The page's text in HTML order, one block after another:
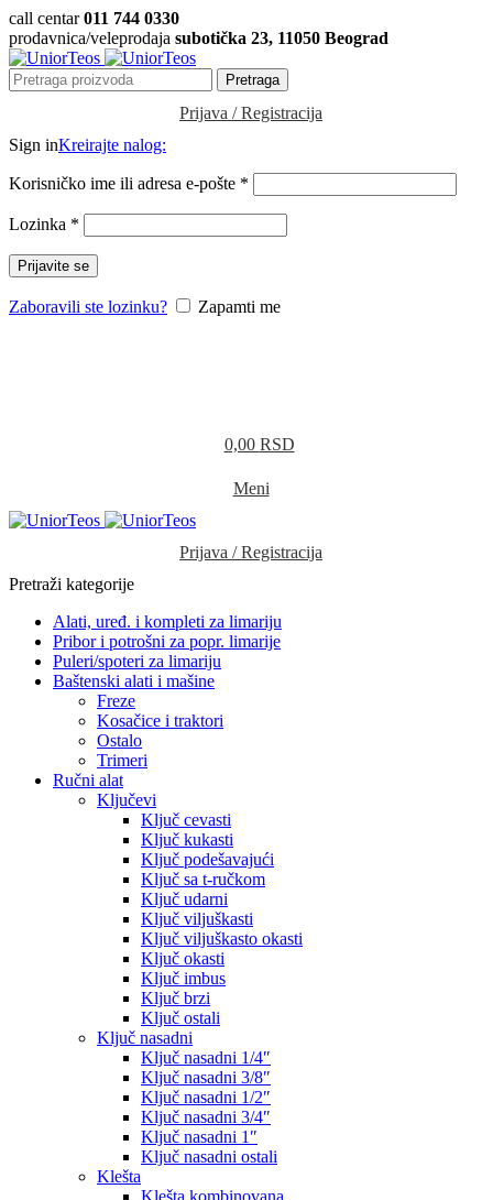
call centar011 744 0330
prodavnica/veleprodaja subotička 23, 11050 Beograd
Pretraga
Prijava / Registracija
Sign inKreirajte nalog:
Korisničko ime ili adresa e-pošte *
Lozinka *
Prijavite se
Zaboravili ste lozinku? Zapamti me
0,00 RSD
Meni
Prijava / Registracija
Pretraži kategorije
Alati, uređ. i kompleti za limariju
Pribor i potrošni za popr. limarije
Puleri/spoteri za limariju
Baštenski alati i mašine
Freze
Kosačice i traktori
Ostalo
Trimeri
Ručni alat
Ključevi
Ključ cevasti
Ključ kukasti
Ključ podešavajući
Ključ sa t-ručkom
Ključ udarni
Ključ viljuškasti
Ključ viljuškasto okasti
Ključ okasti
Ključ imbus
Ključ brzi
Ključ ostali
Ključ nasadni
Ključ nasadni 1/4″
Ključ nasadni 3/8″
Ključ nasadni 1/2″
Ključ nasadni 3/4″
Ključ nasadni 1″
Ključ nasadni ostali
Klešta
Klešta kombinovana